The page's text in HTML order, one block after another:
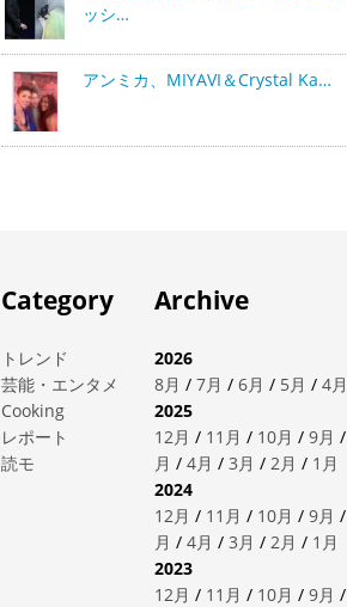
ッシ…
アンミカ、MIYAVI＆Crystal Ka…
Category
トレンド
芸能・エンタメ
Cooking
レポート
読モ
Archive
2026
8月 / 7月 / 6月 / 5月 / 4月
2025
12月 / 11月 / 10月 / 9月 /
月 / 4月 / 3月 / 2月 / 1月
2024
12月 / 11月 / 10月 / 9月 /
月 / 4月 / 3月 / 2月 / 1月
2023
12月 / 11月 / 10月 / 9月 /